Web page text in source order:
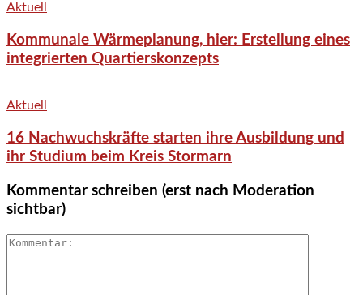
Aktuell
Kommunale Wärmeplanung, hier: Erstellung eines
integrierten Quartierskonzepts
Aktuell
16 Nachwuchskräfte starten ihre Ausbildung und
ihr Studium beim Kreis Stormarn
Kommentar schreiben (erst nach Moderation
sichtbar)